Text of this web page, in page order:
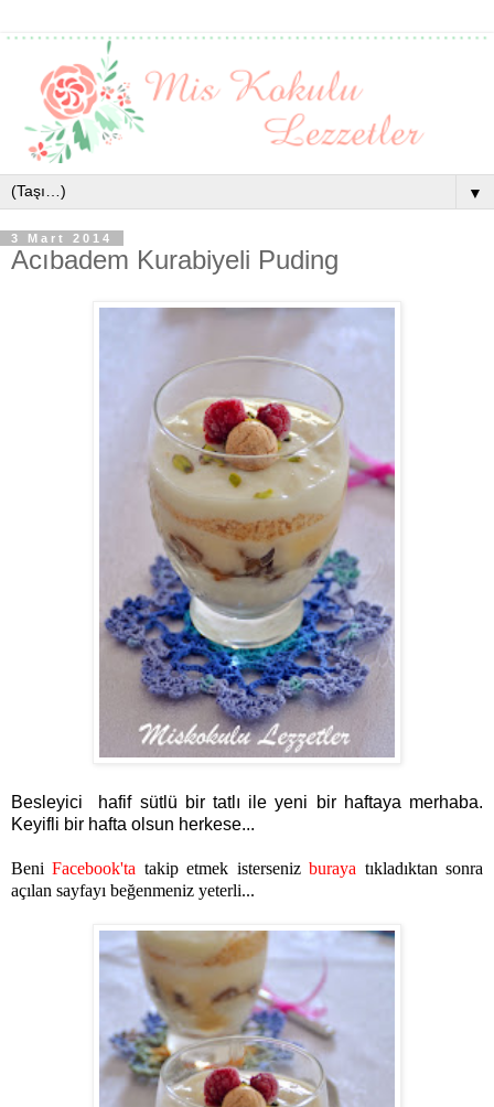
▼
3 Mart 2014
Acıbadem Kurabiyeli Puding
Besleyici hafif sütlü bir tatlı ile yeni bir haftaya merhaba.
Keyifli bir hafta olsun herkese...
BeniFacebook'ta takip etmek isterseniz buraya tıkladıktan sonra
açılan sayfayı beğenmeniz yeterli...